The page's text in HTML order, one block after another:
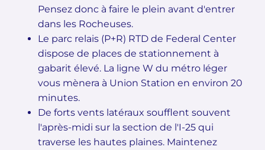
Pensez donc à faire le plein avant d'entrer
dans les Rocheuses.
Le parc relais (P+R) RTD de Federal Center
dispose de places de stationnement à
gabarit élevé. La ligne W du métro léger
vous mènera à Union Station en environ 20
minutes.
De forts vents latéraux soufflent souvent
l'après-midi sur la section de l'I-25 qui
traverse les hautes plaines. Maintenez